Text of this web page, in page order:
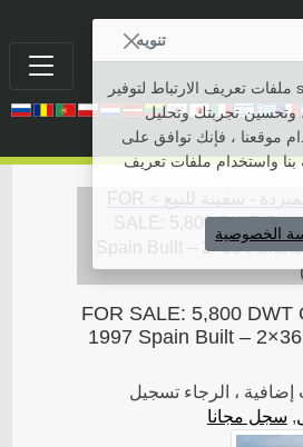
- سفينة للبيع
FOR
SALE: 5,800 DWT
Spain Built – 2×36 t
FOR SALE: 5,800 DWT
1997 Spain Built –
، الرجاء تسجيل
, سجل مجانا
تنويه
يستخدم موقع ship.org.ua ملفات تعريف الارتباط لتوفير
وتحسين تجربتك وتحليل
موقعنا ، فإنك توافق على
واستخدام ملفات تعريف
الخصوصية